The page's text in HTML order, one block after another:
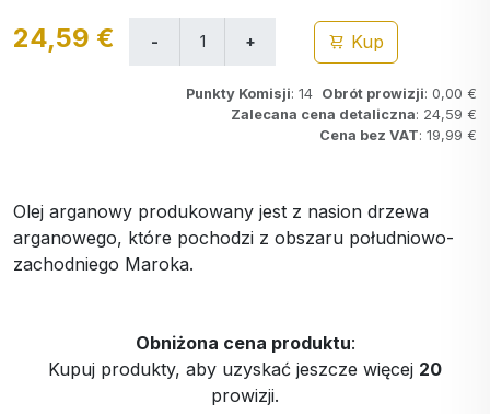
24,59 € Kup
Punkty Komisji: 14 Obrót prowizji: 0,00 €
Zalecana cena detaliczna: 24,59 €
Cena bez VAT: 19,99 €
Olej arganowy produkowany jest z nasion drzewa
arganowego, które pochodzi z obszaru południowo-
zachodniego Maroka.
Obniżona cena produktu:
Kupuj produkty, aby uzyskać jeszcze więcej 20
prowizji.